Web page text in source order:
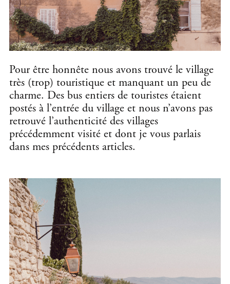
Pour être honnête nous avons trouvé le village
très (trop) touristique et manquant un peu de
charme. Des bus entiers de touristes étaient
postés à l’entrée du village et nous n’avons pas
retrouvé l’authenticité des villages
précédemment visité et dont je vous parlais
dans mes précédents articles.